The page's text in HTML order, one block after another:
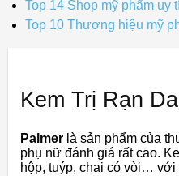
Top 14 Shop mỹ phẩm
Top 10 Thương hiệu mỹ
Kem Trị Rạn
Palmer là sản phẩm của
phụ nữ đánh giá rất cao.
hộp, tuýp, chai có vòi…